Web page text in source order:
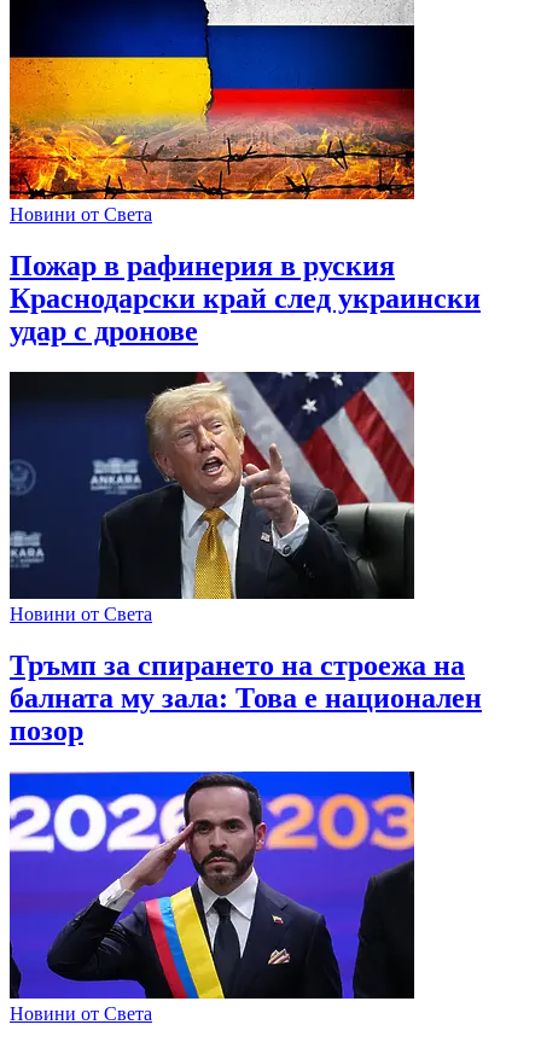
Новини от Света
Пожар в рафинерия в руския
Краснодарски край след украински
удар с дронове
Новини от Света
Тръмп за спирането на строежа на
балната му зала: Това е национален
позор
Новини от Света